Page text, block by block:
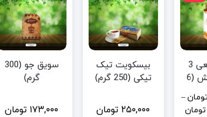
عسل طبیعی 3
ستاره دانش (6
–
تومان
بیسکویت تیک
تیکی (250 گرم)
۲۵۰,۰۰۰ تومان
سویق جو (300
گرم)
۱۷۳,۰۰۰ تومان